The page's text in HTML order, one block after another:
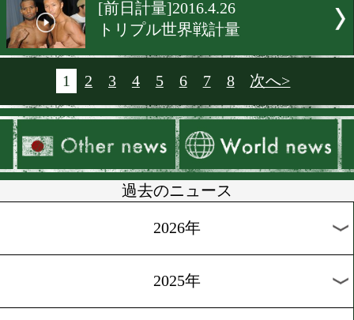
[オッズ]2016.4.27
内山のV12戦は14対3
[試合後会見]2016.4.26
中川健太、左ストレート一
[ニュース]2016.4.26
戸部洋平がリング上で挨拶
[ニュース]2016.4.26
井上、八重樫のTV出演情報